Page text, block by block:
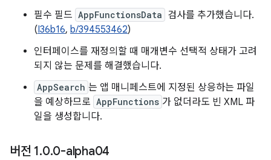
필수 필드 AppFunctionsData 검사를 추가했습니다.
(I36b16, b/394553462)
인터페이스를 재정의할 때 매개변수 선택적 상태가 고려
되지 않는 문제를 해결했습니다.
AppSearch 는 앱 매니페스트에 지정된 상응하는 파일
을 예상하므로 AppFunctions 가 없더라도 빈 XML 파
일을 생성합니다.
버전 1.0.0-alpha04